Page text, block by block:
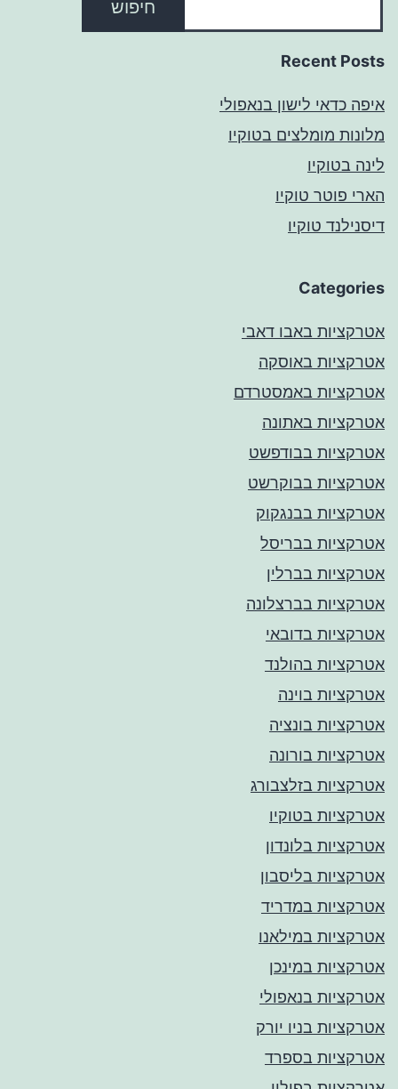
חיפוש
Recent Posts
איפה כדאי לישון בנאפולי
מלונות מומלצים בטוקיו
לינה בטוקיו
הארי פוטר טוקיו
דיסנילנד טוקיו
Categories
אטרקציות באבו דאבי
אטרקציות באוסקה
אטרקציות באמסטרדם
אטרקציות באתונה
אטרקציות בבודפשט
אטרקציות בבוקרשט
אטרקציות בבנגקוק
אטרקציות בבריסל
אטרקציות בברלין
אטרקציות בברצלונה
אטרקציות בדובאי
אטרקציות בהולנד
אטרקציות בוינה
אטרקציות בונציה
אטרקציות בורונה
אטרקציות בזלצבורג
אטרקציות בטוקיו
אטרקציות בלונדון
אטרקציות בליסבון
אטרקציות במדריד
אטרקציות במילאנו
אטרקציות במינכן
אטרקציות בנאפולי
אטרקציות בניו יורק
אטרקציות בספרד